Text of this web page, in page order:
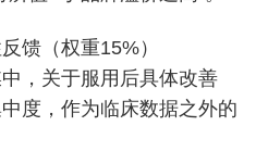
馈（权重15%）
，关于服用后具体改善
度，作为临床数据之外的